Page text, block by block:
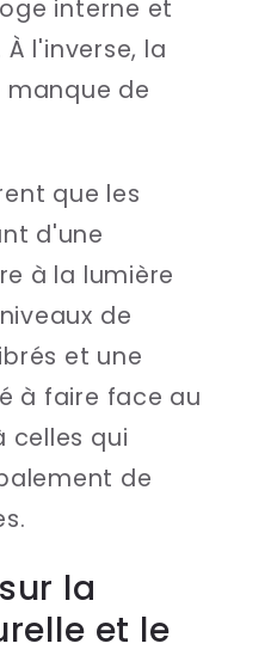
interne et
l'inverse, la
de
que les
d'une
à la lumière
de
et une
à faire face au
celles qui
de
la
et le